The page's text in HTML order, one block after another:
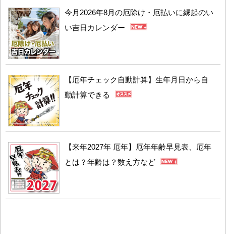
今月2026年8月の厄除け・厄払いに縁起のい
い吉日カレンダー
【厄年チェック自動計算】生年月日から自
動計算できる
【来年2027年 厄年】厄年年齢早見表、厄年
とは？年齢は？数え方など